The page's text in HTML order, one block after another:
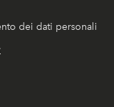
dei dati personali